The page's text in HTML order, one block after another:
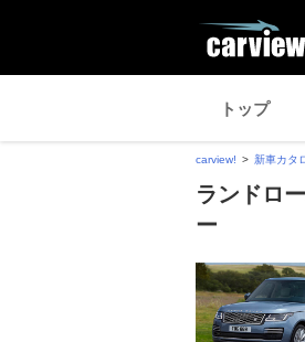
トップ
carview! 新車カタ
ランドロ
ー